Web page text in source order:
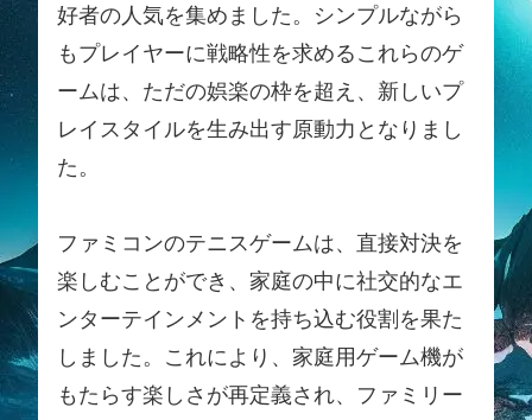
好者の人気を集めました。シンプルながら
もプレイヤーに戦略性を求めるこれらのゲ
ームは、ただの娯楽の枠を超え、新しいプ
レイスタイルを生み出す原動力となりまし
た。
ファミコンのテニスゲームは、直接対決を
楽しむことができ、家庭の中に社交的なエ
ンターテインメントを持ち込む役割を果た
しました。これにより、家庭用ゲーム機が
もたらす楽しさが再定義され、ファミリー